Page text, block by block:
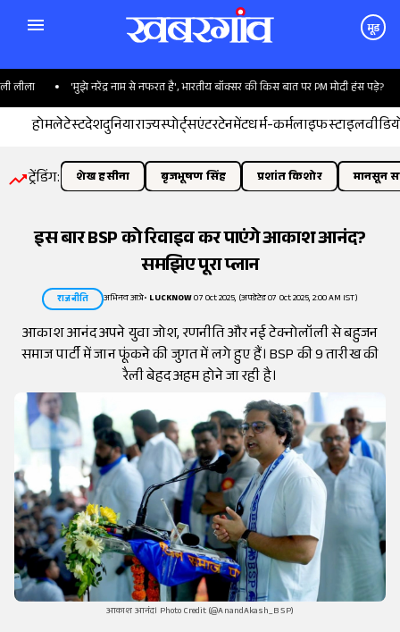
मूड
'मुझे नरेंद्र नाम से नफरत है', भारतीय बॉक्सर की किस बात पर PM मोदी हंस पड़े?
होमलेटेस्टदेशदुनियाराज्यस्पोर्ट्सएंटरटेनमेंटधर्म-कर्मलाइफस्टाइल
ट्रेंडिंग: शेख हसीना बृजभूषण सिंह प्रशांत किशोर मानसून
इस बार BSP को रिवाइव कर पाएंगे आकाश आनंद?
समझिए पूरा प्लान
राजनीति अभिनव आत्रे• LUCKNOW07 Oct 2025, (अपडेटेड 07 Oct 2025, 2:00 AM IST)
आकाश आनंद अपने युवा जोश, रणनीति और नई टेक्नोलॉली से बहुजन
समाज पार्टी में जान फूंकने की जुगत में लगे हुए हैं। BSP की 9 तारीख की
रैली बेहद अहम होने जा रही है।
आकाश आनंद। Photo Credit (@AnandAkash_BSP)